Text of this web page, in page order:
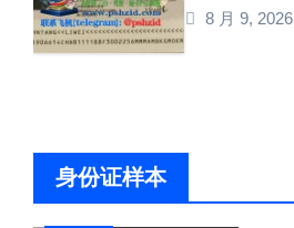
8 月 9, 2026
身份证样本